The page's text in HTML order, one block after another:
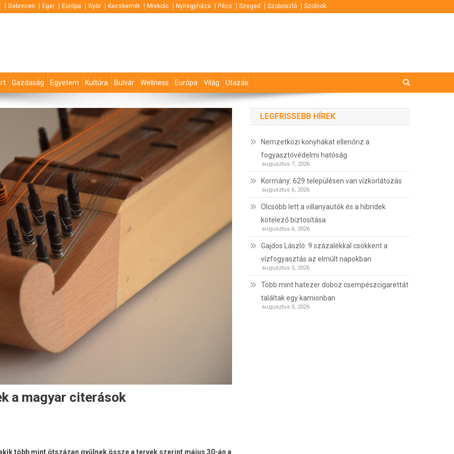
Debrecen Eger Európa Győr Kecskemét Miskolc Nyíregyháza Pécs Szeged Szoboszló Szolnok
Gazdaság Egyetem Kultúra Bulvár Wellness Európa Világ Utazás
a magyar citerások
több mint ötszázan gyűlnek össze a tervek szerint május 30-án a
LEGFRISSEBB HÍREK
Nemzetközi konyhákat ellenőriz a
fogyasztóvédelmi hatóság
augusztus 7, 2026
Kormány: 629 településen van vízkorlátozás
augusztus 6, 2026
Olcsóbb lett a villanyautók és a hibridek
kötelező biztosítása
augusztus 6, 2026
Gajdos László: 9 százalékkal csökkent a
vízfogyasztás az elmúlt napokban
augusztus 5, 2026
Több mint hatezer doboz csempészcigarettát
találtak egy kamionban
augusztus 5, 2026